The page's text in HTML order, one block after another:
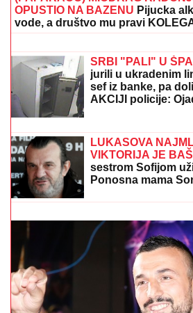
BIVŠEG
kako prepoznati
"Intuicija me je od
(FOTO) "AKO JE
ZNA SE NA KOGA
Vanja Gudelj
Ilijanu, Anastasija
(PAPARACO) MIODRAG
OPUSTIO NA BAZENUPijucka
vode, a društvo mu pravi KOLEGA